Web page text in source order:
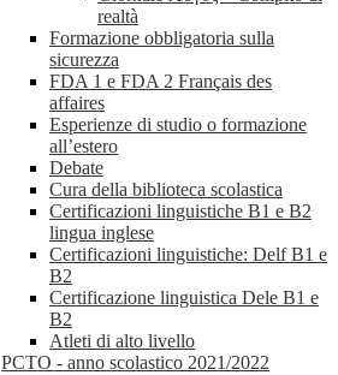
realtà
Formazione obbligatoria sulla
sicurezza
FDA 1 e FDA 2 Français des
affaires
Esperienze di studio o formazione
all’estero
Debate
Cura della biblioteca scolastica
Certificazioni linguistiche B1 e B2
lingua inglese
Certificazioni linguistiche: Delf B1 e
B2
Certificazione linguistica Dele B1 e
B2
Atleti di alto livello
PCTO - anno scolastico 2021/2022